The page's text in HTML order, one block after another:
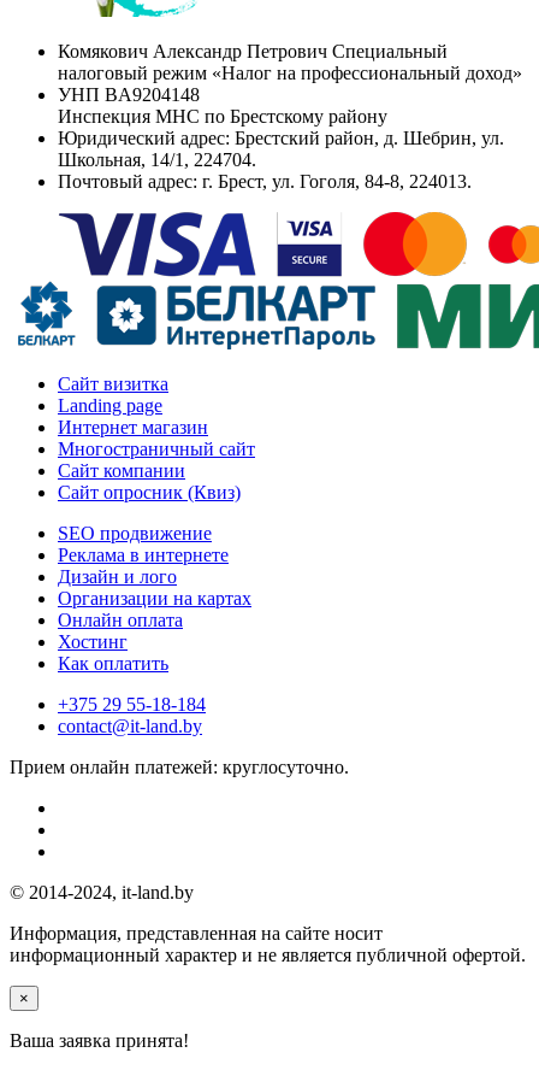
Комякович Александр Петрович Специальный
налоговый режим «Налог на профессиональный доход»
УНП BA9204148
Инспекция МНС по Брестскому району
Юридический адрес: Брестский район, д. Шебрин, ул.
Школьная, 14/1, 224704.
Почтовый адрес: г. Брест, ул. Гоголя, 84-8, 224013.
Сайт визитка
Landing page
Интернет магазин
Многостраничный сайт
Сайт компании
Сайт опросник (Квиз)
SEO продвижение
Реклама в интернете
Дизайн и лого
Организации на картах
Онлайн оплата
Хостинг
Как оплатить
+375 29 55-18-184
contact@it-land.by
Прием онлайн платежей: круглосуточно.
© 2014-2024, it-land.by
Информация, представленная на сайте носит
информационный характер и не является публичной офертой.
×
Ваша заявка принята!